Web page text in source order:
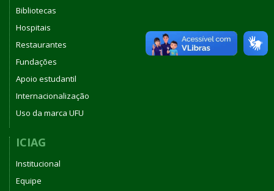
Bibliotecas
Hospitais
Restaurantes
Fundações
Apoio estudantil
Internacionalização
Uso da marca UFU
ICIAG
Institucional
Equipe